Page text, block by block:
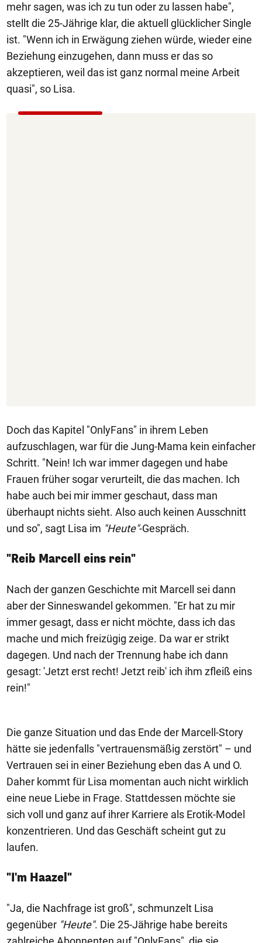
mehr sagen, was ich zu tun oder zu lassen habe",
stellt die 25-Jährige klar, die aktuell glücklicher Single
ist. "Wenn ich in Erwägung ziehen würde, wieder eine
Beziehung einzugehen, dann muss er das so
akzeptieren, weil das ist ganz normal meine Arbeit
quasi", so Lisa.
Doch das Kapitel "OnlyFans" in ihrem Leben
aufzuschlagen, war für die Jung-Mama kein einfacher
Schritt. "Nein! Ich war immer dagegen und habe
Frauen früher sogar verurteilt, die das machen. Ich
habe auch bei mir immer geschaut, dass man
überhaupt nichts sieht. Also auch keinen Ausschnitt
und so", sagt Lisa im "Heute"-Gespräch.
"Reib Marcell eins rein"
Nach der ganzen Geschichte mit Marcell sei dann
aber der Sinneswandel gekommen. "Er hat zu mir
immer gesagt, dass er nicht möchte, dass ich das
mache und mich freizügig zeige. Da war er strikt
dagegen. Und nach der Trennung habe ich dann
gesagt: 'Jetzt erst recht! Jetzt reib' ich ihm zfleiß eins
rein!"
Die ganze Situation und das Ende der Marcell-Story
hätte sie jedenfalls "vertrauensmäßig zerstört" – und
Vertrauen sei in einer Beziehung eben das A und O.
Daher kommt für Lisa momentan auch nicht wirklich
eine neue Liebe in Frage. Stattdessen möchte sie
sich voll und ganz auf ihrer Karriere als Erotik-Model
konzentrieren. Und das Geschäft scheint gut zu
laufen.
"I'm Haazel"
"Ja, die Nachfrage ist groß", schmunzelt Lisa
gegenüber "Heute". Die 25-Jährige habe bereits